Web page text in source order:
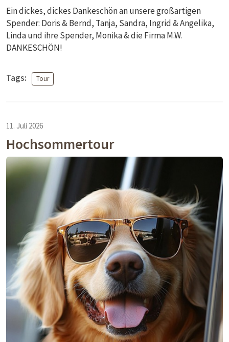
Ein dickes, dickes Dankeschön an unsere großartigen
Spender: Doris & Bernd, Tanja, Sandra, Ingrid & Angelika,
Linda und ihre Spender, Monika & die Firma M.W.
DANKESCHÖN!
Tags: Tour
11. Juli 2026
Hochsommertour